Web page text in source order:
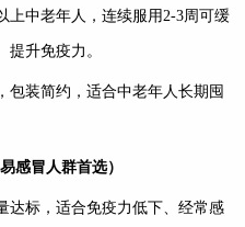
上中老年人，连续服用2-3周可缓
升免疫力。
包装简约，适合中老年人长期囤
感冒人群首选）
达标，适合免疫力低下、经常感